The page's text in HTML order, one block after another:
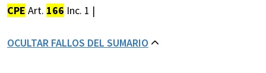
CPE Art. 166 Inc. 1 |
OCULTAR FALLOS DEL SUMARIO